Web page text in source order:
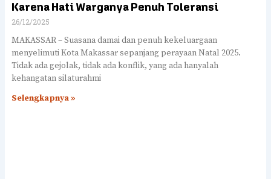
Karena Hati Warganya Penuh Toleransi
26/12/2025
MAKASSAR – Suasana damai dan penuh kekeluargaan
menyelimuti Kota Makassar sepanjang perayaan Natal 2025.
Tidak ada gejolak, tidak ada konflik, yang ada hanyalah
kehangatan silaturahmi
Selengkapnya »